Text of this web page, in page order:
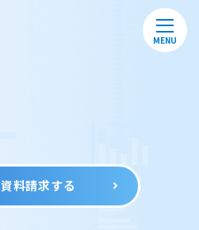
MENU
資料請求する